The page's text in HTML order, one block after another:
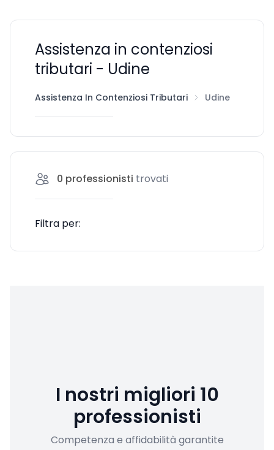
Assistenza in contenziosi
tributari - Udine
Assistenza In Contenziosi Tributari Udine
0 professionisti trovati
Filtra per:
I nostri migliori 10
professionisti
Competenza e affidabilità garantite